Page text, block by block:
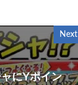
Next
にYポイン